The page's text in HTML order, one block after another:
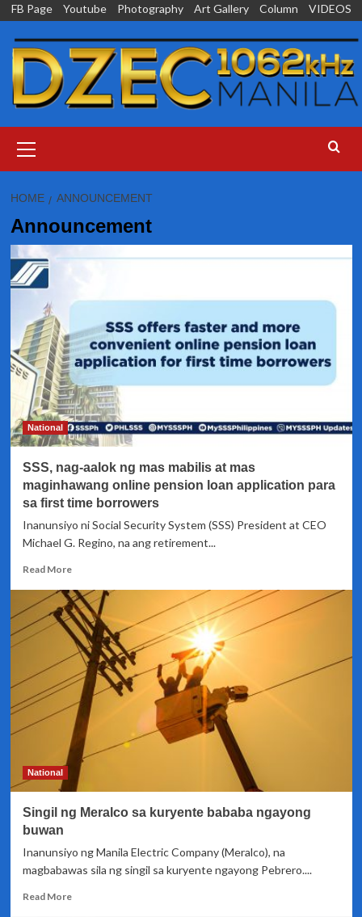
Skip
content
FB Page Youtube Photography Art Gallery Column VIDEOS
Menu
HOME ANNOUNCEMENT
Announcement
National
SSS, nag-aalok ng mas mabilis at mas
maginhawang online pension loan application para
sa first time borrowers
Inanunsiyo ni Social Security System (SSS) President at CEO
Michael G. Regino, na ang retirement...
Read MoreRead
about
SSS,
nag-
aalok
ng
mas
mabilis
at
mas
maginhawang
online
pension
loan
para
time
borrowers
National
Singil ng Meralco sa kuryente bababa ngayong
buwan
Inanunsiyo ng Manila Electric Company (Meralco), na
magbabawas sila ng singil sa kuryente ngayong Pebrero....
Read MoreRead